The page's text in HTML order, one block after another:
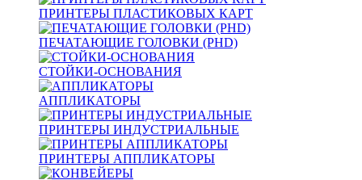
ПРИНТЕРЫ ПЛАСТИКОВЫХ КАРТ
ПЕЧАТАЮЩИЕ ГОЛОВКИ (PHD)
СТОЙКИ-ОСНОВАНИЯ
АППЛИКАТОРЫ
ПРИНТЕРЫ ИНДУСТРИАЛЬНЫЕ
ПРИНТЕРЫ АППЛИКАТОРЫ